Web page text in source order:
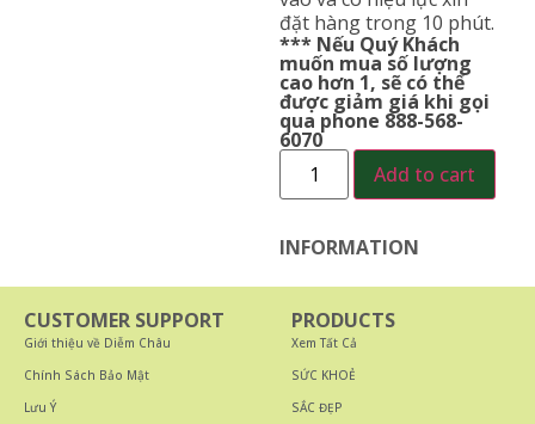
đặt hàng trong 10 phút.
*** Nếu Quý Khách
muốn mua số lượng
cao hơn 1, sẽ có thể
được giảm giá khi gọi
qua phone 888-568-
6070
Add to cart
INFORMATION
CUSTOMER SUPPORT
Giới thiệu về Diễm Châu
Chính Sách Bảo Mật
Lưu Ý
PRODUCTS
Xem Tất Cả
SỨC KHOẺ
SẮC ĐẸP